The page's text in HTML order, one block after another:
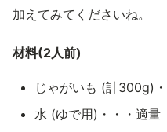
加えてみてくださいね。
材料(2人前)
じゃがいも (計300g)
水 (ゆで用)・・・適量